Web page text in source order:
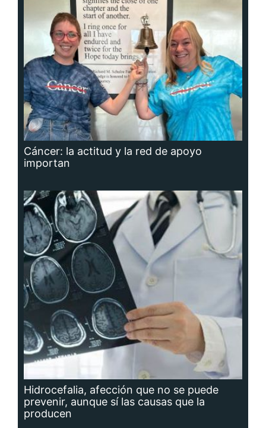
Cáncer: la actitud y la red de apoyo
importan
Hidrocefalia, afección que no se puede
prevenir, aunque sí las causas que la
producen